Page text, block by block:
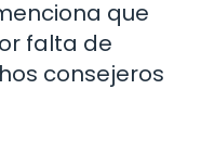
que
falta de
consejeros